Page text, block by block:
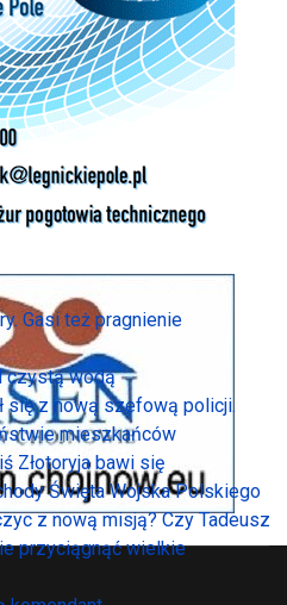
Gasi też pragnienie
czystą wodą
się z nową szefową policji.
mieszkańców
Złotoryja bawi się
Święta Wojska Polskiego
z nową misją? Czy Tadeusz
przyciągnąć wielkie